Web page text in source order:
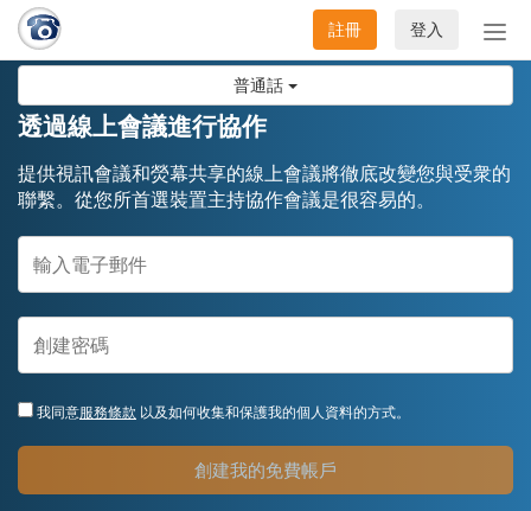
普通話
切
換
登入
註冊
透過線上會議進行協作
提供視訊會議和熒幕共享的線上會議將徹底改變您與受衆的
聯繫。從您所首選裝置主持協作會議是很容易的。
我同意服務條款 以及如何收集和保護我的個人資料的方式。
創建我的免費帳戶